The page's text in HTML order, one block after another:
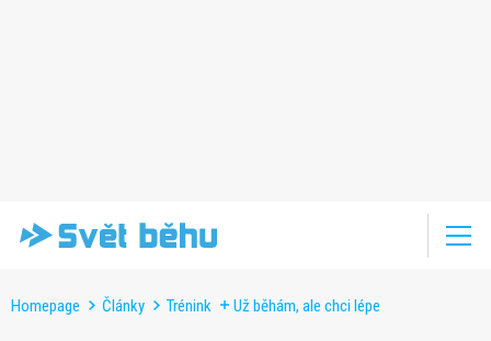
Homepage Články Trénink Už běhám, ale chci lépe